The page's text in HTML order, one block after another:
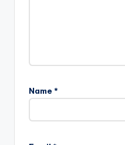
Name *